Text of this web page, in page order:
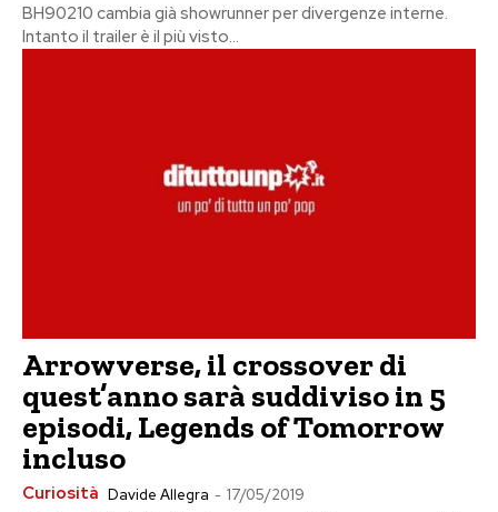
BH90210 cambia già showrunner per divergenze interne.
Intanto il trailer è il più visto...
Arrowverse, il crossover di
quest’anno sarà suddiviso in 5
episodi, Legends of Tomorrow
incluso
Curiosità Davide Allegra - 17/05/2019